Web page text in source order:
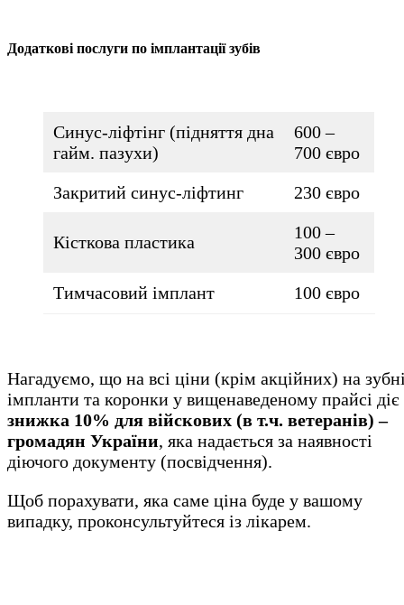
Додаткові послуги по імплантації зубів
Синус-ліфтінг (підняття дна
гайм. пазухи)
600 –
700 євро
Закритий синус-ліфтинг
230 євро
Кісткова пластика
100 –
300 євро
Тимчасовий імплант
100 євро
Нагадуємо, що на всі ціни (крім акційних) на
імпланти та коронки у вищенаведеному прайсі діє
знижка 10% для війскових (в т.ч. ветеранів) –
громадян України, яка надається за наявності
діючого документу (посвідчення).
Щоб порахувати, яка саме ціна буде у вашому
випадку, проконсультуйтеся із лікарем.